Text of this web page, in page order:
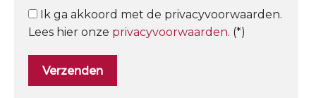
Ik ga akkoord met de privacyvoorwaarden.
Lees hier onze privacyvoorwaarden. (*)